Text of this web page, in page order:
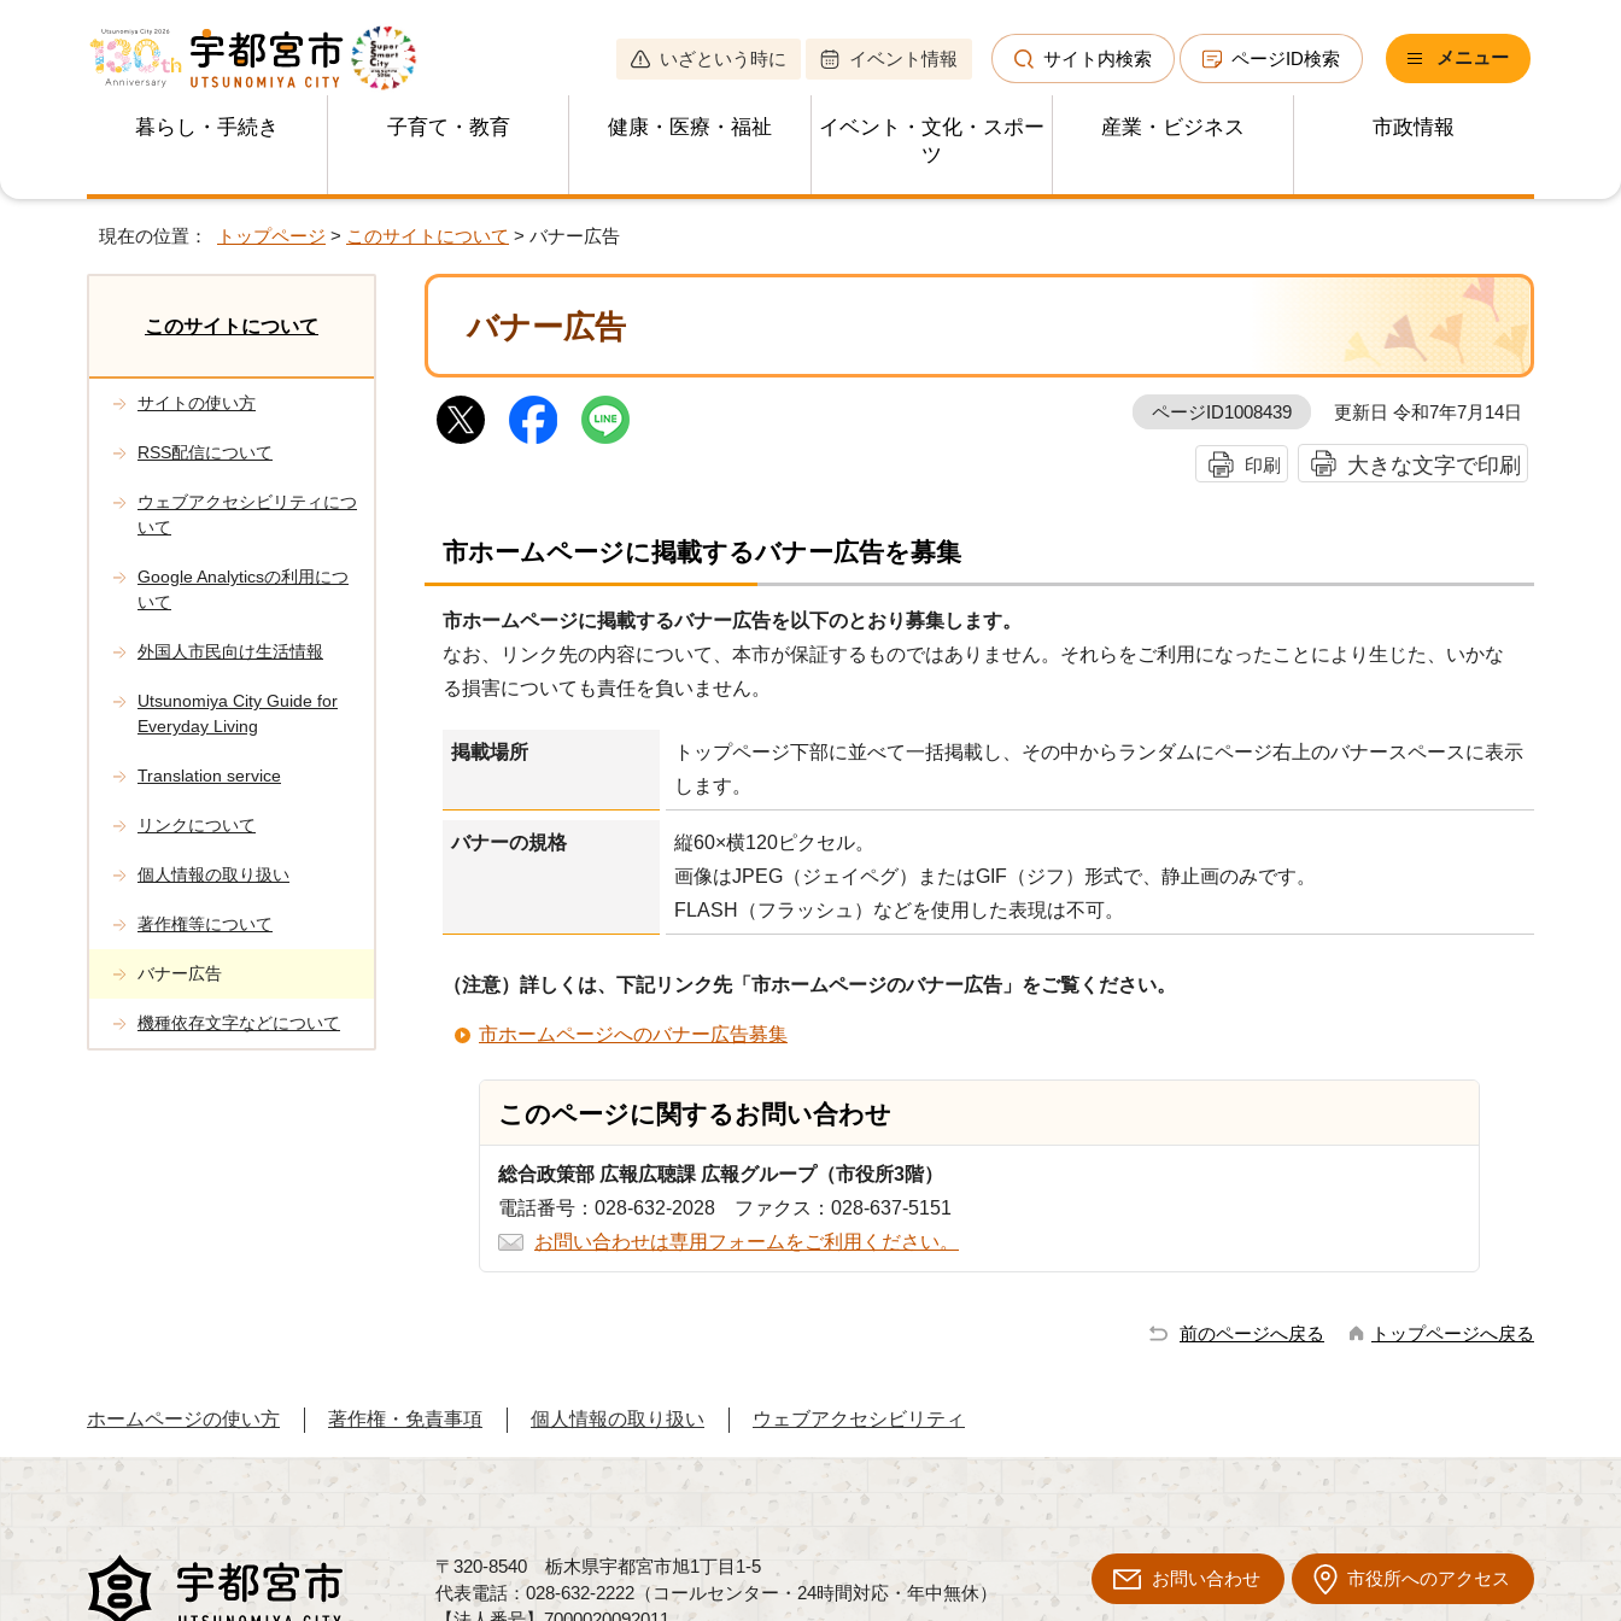
いざという時に イベント情報 サイト内検索 ページID検索 メニュー
暮らし・手続き 子育て・教育 健康・医療・福祉
イベント・文化・スポー
ツ
産業・ビジネス 市政情報
現在の位置： トップページ > このサイトについて > バナー広告
バナー広告
ページID1008439 更新日 令和7年7月14日
印刷 大きな文字で印刷
市ホームページに掲載するバナー広告を募集
市ホームページに掲載するバナー広告を以下のとおり募集します。
なお、リンク先の内容について、本市が保証するものではありません。それらをご利用になったことにより生じた、いかな
る損害についても責任を負いません。
掲載場所
トップページ下部に並べて一括掲載し、その中からランダムにページ右上のバナースペースに表示
します。
バナーの規格
縦60×横120ピクセル。
画像はJPEG（ジェイペグ）またはGIF（ジフ）形式で、静止画のみです。
FLASH（フラッシュ）などを使用した表現は不可。
（注意）詳しくは、下記リンク先「市ホームページのバナー広告」をご覧ください。
市ホームページへのバナー広告募集
このページに関するお問い合わせ
総合政策部 広報広聴課 広報グループ（市役所3階）
電話番号：028-632-2028 ファクス：028-637-5151
お問い合わせは専用フォームをご利用ください。
このサイトについて
サイトの使い方
RSS配信について
ウェブアクセシビリティにつ
いて
Google Analyticsの利用につ
いて
外国人市民向け生活情報
Utsunomiya City Guide for
Everyday Living
Translation service
リンクについて
個人情報の取り扱い
著作権等について
バナー広告
機種依存文字などについて
前のページへ戻る トップページへ戻る
ホームページの使い方 著作権・免責事項 個人情報の取り扱い ウェブアクセシビリティ
〒320-8540 栃木県宇都宮市旭1丁目1-5
代表電話：028-632-2222（コールセンター・24時間対応・年中無休）
お問い合わせ 市役所へのアクセス